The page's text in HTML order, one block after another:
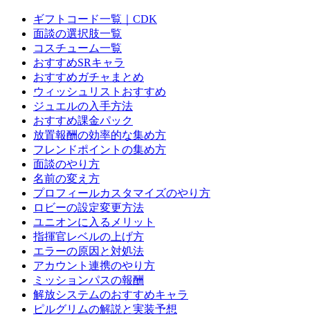
ギフトコード一覧｜CDK
面談の選択肢一覧
コスチューム一覧
おすすめSRキャラ
おすすめガチャまとめ
ウィッシュリストおすすめ
ジュエルの入手方法
おすすめ課金パック
放置報酬の効率的な集め方
フレンドポイントの集め方
面談のやり方
名前の変え方
プロフィールカスタマイズのやり方
ロビーの設定変更方法
ユニオンに入るメリット
指揮官レベルの上げ方
エラーの原因と対処法
アカウント連携のやり方
ミッションパスの報酬
解放システムのおすすめキャラ
ピルグリムの解説と実装予想